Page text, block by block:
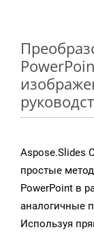
Aspose.Slides
простые
PowerPoint в
аналогичные
Используя